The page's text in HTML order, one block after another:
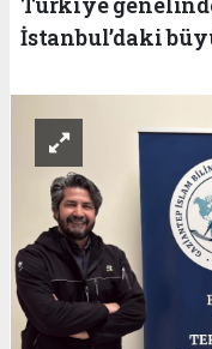
İstanbul’daki